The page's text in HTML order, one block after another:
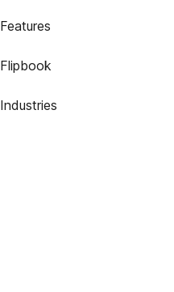
Features
Flipbook
Industries